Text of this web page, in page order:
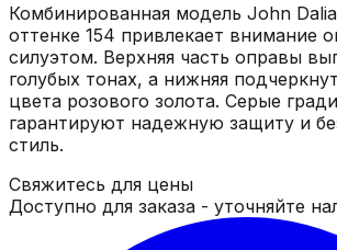
Комбинированная модель John
оттенке 154 привлекает внимание
силуэтом. Верхняя часть оправы
голубых тонах, а нижняя
цвета розового золота. Серые
гарантируют надежную защиту и
стиль.
Свяжитесь для цены
Доступно для заказа - уточняйте